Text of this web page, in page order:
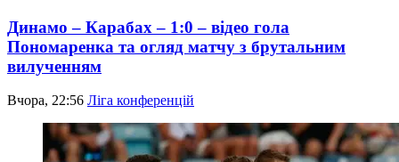
Динамо – Карабах – 1:0 – відео гола
Пономаренка та огляд матчу з брутальним
вилученням
Вчора, 22:56 Ліга конференцій